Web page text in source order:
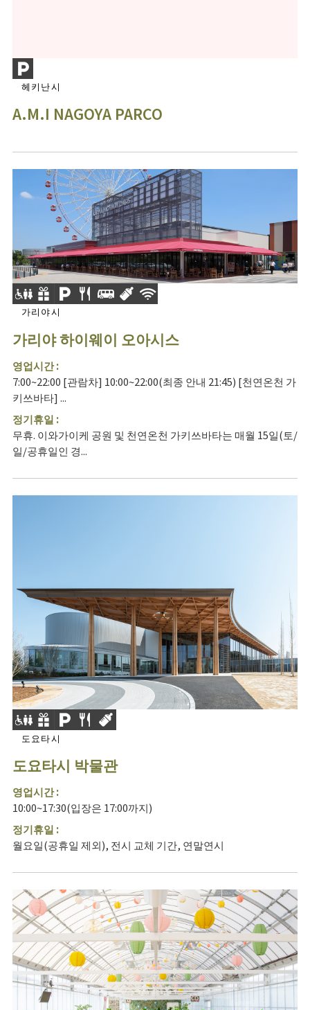
헤키난시
A.M.I NAGOYA PARCO
가리야시
가리야 하이웨이 오아시스
영업시간 :
7:00~22:00 [관람차] 10:00~22:00(최종 안내 21:45) [천연온천 가
키쓰바타] ...
정기휴일 :
무휴. 이와가이케 공원 및 천연온천 가키쓰바타는 매월 15일(토/
일/공휴일인 경...
도요타시
도요타시 박물관
영업시간 :
10:00~17:30(입장은 17:00까지)
정기휴일 :
월요일(공휴일 제외), 전시 교체 기간, 연말연시